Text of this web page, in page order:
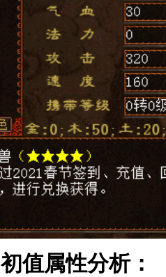
初值属性分析：